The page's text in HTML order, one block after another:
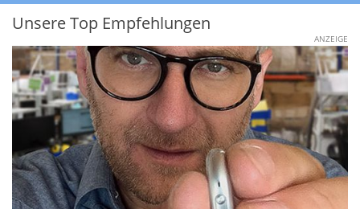
Unsere Top Empfehlungen
ANZEIGE